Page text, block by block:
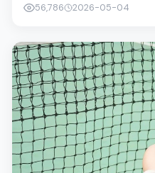
56,786 2026-05-04